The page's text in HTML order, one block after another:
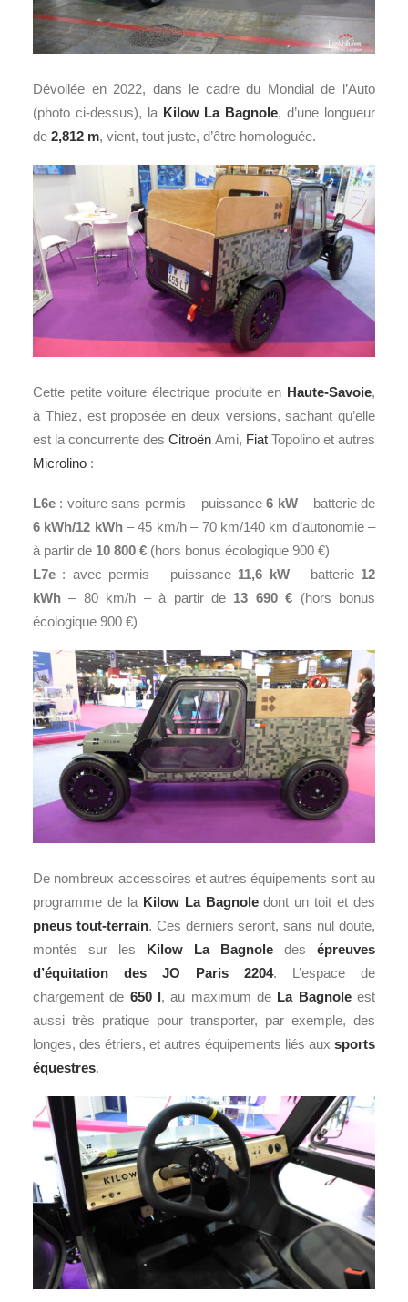
Dévoilée en 2022, dans le cadre du Mondial de l’Auto
(photo ci-dessus), la Kilow La Bagnole, d’une longueur
de 2,812 m, vient, tout juste, d’être homologuée.
Cette petite voiture électrique produite en Haute-Savoie,
à Thiez, est proposée en deux versions, sachant qu’elle
est la concurrente desCitroën Ami, FiatTopolino et autres
Microlino :
L6e : voiture sans permis – puissance6 kW– batterie de
6 kWh/12 kWh– 45 km/h – 70 km/140 km d’autonomie –
à partir de 10 800 € (hors bonus écologique 900 €)
L7e : avec permis – puissance 11,6 kW– batterie 12
kWh – 80 km/h – à partir de 13 690 € (hors bonus
écologique 900 €)
De nombreux accessoires et autres équipements sont au
programme de la Kilow La Bagnoledont un toit et des
pneus tout-terrain. Ces derniers seront, sans nul doute,
montés sur les Kilow La Bagnole des épreuves
d’équitation des JO Paris 2204. L’espace de
chargement de 650 l, au maximum de La Bagnoleest
aussi très pratique pour transporter, par exemple, des
longes, des étriers, et autres équipements liés aux sports
équestres.